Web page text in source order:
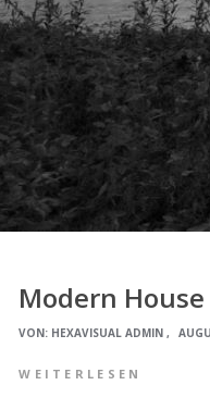
Modern
VON: HEXAVISUAL ADMIN
WEITERLESEN